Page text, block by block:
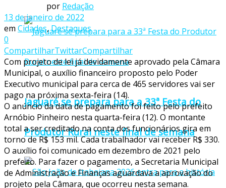
Jaguaré se prepara para a 33ª Festa do
Produtor Rural neste final de semana
por Redação
13 de janeiro de 2022
em Cidades,Destaques
0
CompartilharTwittarCompartilhar
Com projeto de lei já devidamente aprovado pela Câmara
Municipal, o auxílio financeiro proposto pelo Poder
Executivo municipal para cerca de 465 servidores vai ser
pago na próxima sexta-feira (14).
O anúncio da data de pagamento foi feito pelo prefeito
Arnóbio Pinheiro nesta quarta-feira (12). O montante
total a ser creditado na conta dos funcionários gira em
torno de R$ 153 mil. Cada trabalhador vai receber R$ 330.
O auxílio foi comunicado em dezembro de 2021 pelo
prefeito. Para fazer o pagamento, a Secretaria Municipal
de Administração e Finanças aguardava a aprovação do
projeto pela Câmara, que ocorreu nesta semana.